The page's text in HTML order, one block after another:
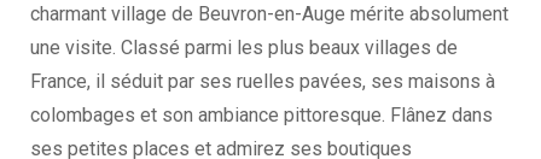
charmant village de Beuvron-en-Auge mérite absolument
une visite. Classé parmi les plus beaux villages de
France, il séduit par ses ruelles pavées, ses maisons à
colombages et son ambiance pittoresque. Flânez dans
ses petites places et admirez ses boutiques